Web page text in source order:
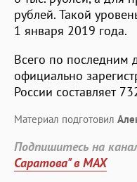
рублей. Такой
1 января 2019 года.
Всего по последним
официально
России составляет
Материал подготовил
Подпишитесь на
Саратова" в MAX